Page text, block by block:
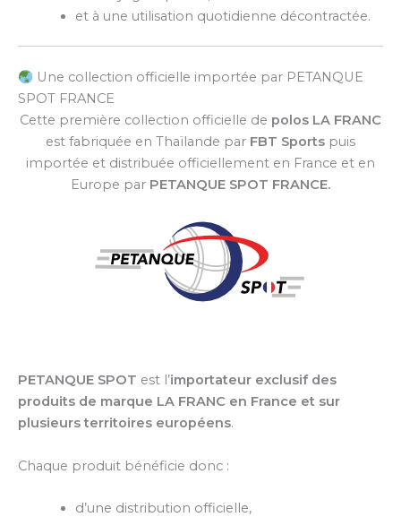
et à une utilisation quotidienne décontractée.
Une collection officielle importée par PETANQUE
SPOT FRANCE
Cette première collection officielle de polos LA FRANC
est fabriquée en Thaïlande par FBT Sports puis
importée et distribuée officiellement en France et en
Europe par PETANQUE SPOT FRANCE.
PETANQUE SPOT est l’importateur exclusif des
produits de marque LA FRANC en France et sur
plusieurs territoires européens.
Chaque produit bénéficie donc :
d’une distribution officielle,